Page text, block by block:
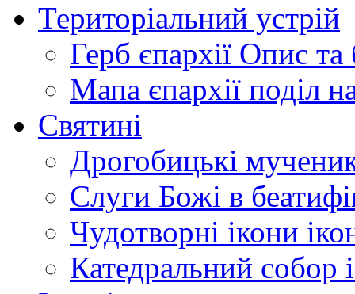
Територіальний устрій
Герб єпархії Опис та
Мапа єпархії поділ
Святині
Дрогобицькі
Слуги Божі в
Чудотворні ікони
Катедральний собор